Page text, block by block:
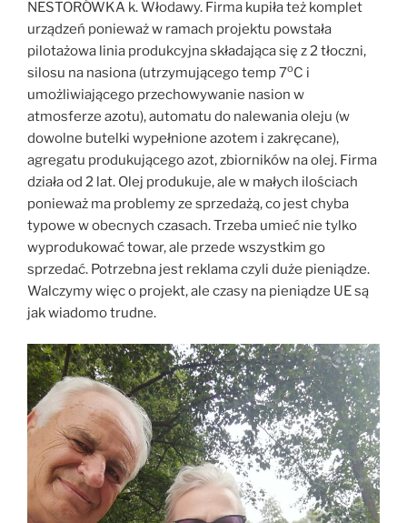
NESTORÓWKA k. Włodawy. Firma kupiła też komplet
urządzeń ponieważ w ramach projektu powstała
pilotażowa linia produkcyjna składająca się z 2 tłoczni,
silosu na nasiona (utrzymującego temp 7oC i
umożliwiającego przechowywanie nasion w
atmosferze azotu), automatu do nalewania oleju (w
dowolne butelki wypełnione azotem i zakręcane),
agregatu produkującego azot, zbiorników na olej. Firma
działa od 2 lat. Olej produkuje, ale w małych ilościach
ponieważ ma problemy ze sprzedażą, co jest chyba
typowe w obecnych czasach. Trzeba umieć nie tylko
wyprodukować towar, ale przede wszystkim go
sprzedać. Potrzebna jest reklama czyli duże pieniądze.
Walczymy więc o projekt, ale czasy na pieniądze UE są
jak wiadomo trudne.